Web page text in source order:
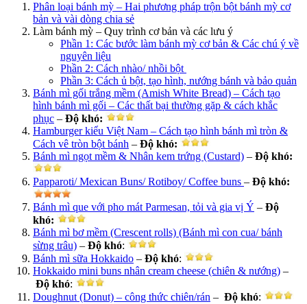
Phân loại bánh mỳ – Hai phương pháp trộn bột bánh mỳ cơ
bản và vài dòng chia sẻ
Làm bánh mỳ – Quy trình cơ bản và các lưu ý
Phần 1: Các bước làm bánh mỳ cơ bản & Các chú ý về
nguyên liệu
Phần 2: Cách nhào/ nhồi bột
Phần 3: Cách ủ bột, tạo hình, nướng bánh và bảo quản
Bánh mì gối trắng mềm (Amish White Bread) – Cách tạo
hình bánh mì gối – Các thất bại thường gặp & cách khắc
phục – Độ khó:
Hamburger kiểu Việt Nam – Cách tạo hình bánh mì tròn &
Cách vê tròn bột bánh – Độ khó:
Bánh mì ngọt mềm & Nhân kem trứng (Custard) – Độ khó:
Papparoti/ Mexican Buns/ Rotiboy/ Coffee buns – Độ khó:
Bánh mì que với pho mát Parmesan, tỏi và gia vị Ý – Độ
khó:
Bánh mì bơ mềm (Crescent rolls) (Bánh mì con cua/ bánh
sừng trâu) – Độ khó:
Bánh mì sữa Hokkaido – Độ khó:
Hokkaido mini buns nhân cream cheese (chiên & nướng) –
Độ khó:
Doughnut (Donut) – công thức chiên/rán – Độ khó: